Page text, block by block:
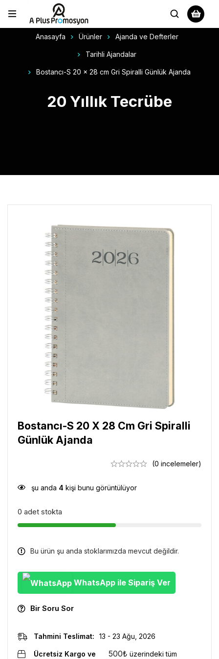
Anasayfa Ürünler Ajanda ve Defterler
Tarihli Ajandalar
Bostancı-S 20 x 28 cm Gri Spiralli Günlük Ajanda
20 Yıllık Tecrübe
Bostancı-S 20 X 28 Cm Gri Spiralli
Günlük Ajanda
(0 incelemeler)
şu anda 4 kişi bunu görüntülüyor
0 adet stokta
Bu ürün şu anda stoklarımızda mevcut değildir.
WhatsApp ile Sipariş Ver
Bir Soru Sor
Tahmini Teslimat: 13 - 23 Ağu, 2026
Ücretsiz Kargo ve
500₺ üzerindeki tüm